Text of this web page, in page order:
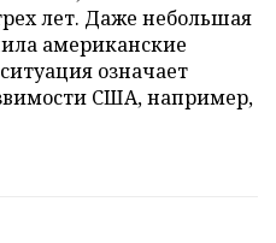
лет. Даже небольшая
американские
означает
США, например,